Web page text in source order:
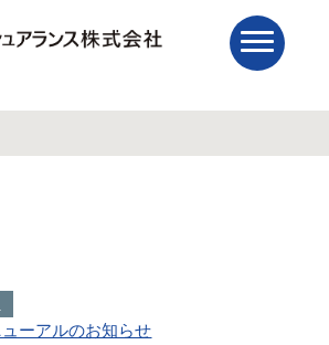
ーアルのお知らせ